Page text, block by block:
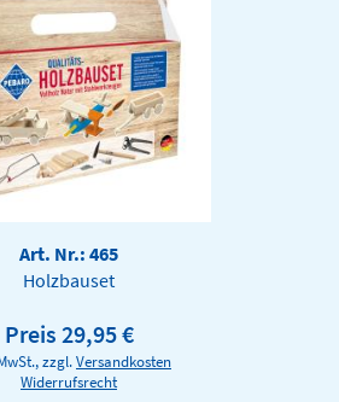
Art. Nr.: 465
Holzbauset
Preis 29,95 €
zzgl.Versandkosten
Widerrufsrecht